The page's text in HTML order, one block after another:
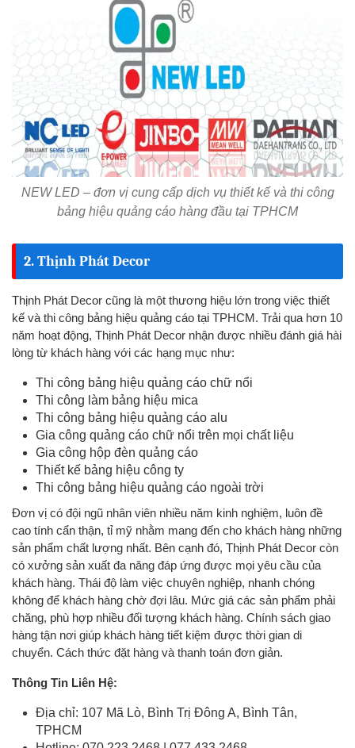
NEW LED – đơn vị cung cấp dịch vụ thiết kế và thi công
bảng hiệu quảng cáo hàng đầu tại TPHCM
2. Thịnh Phát Decor
Thịnh Phát Decor cũng là một thương hiệu lớn trong việc thiết
kế và thi công bảng hiệu quảng cáo tại TPHCM. Trải qua hơn 10
năm hoạt động, Thịnh Phát Decor nhận được nhiều đánh giá hài
lòng từ khách hàng với các hạng mục như:
Thi công bảng hiệu quảng cáo chữ nổi
Thi công làm bảng hiệu mica
Thi công bảng hiệu quảng cáo alu
Gia công quảng cáo chữ nổi trên mọi chất liệu
Gia công hộp đèn quảng cáo
Thiết kế bảng hiệu công ty
Thi công bảng hiệu quảng cáo ngoài trời
Đơn vị có đội ngũ nhân viên nhiều năm kinh nghiệm, luôn đề
cao tính cẩn thận, tỉ mỹ nhằm mang đến cho khách hàng những
sản phẩm chất lượng nhất. Bên cạnh đó, Thịnh Phát Decor còn
có xưởng sản xuất đa năng đáp ứng được mọi yêu cầu của
khách hàng. Thái độ làm việc chuyên nghiệp, nhanh chóng
không để khách hàng chờ đợi lâu. Mức giá các sản phẩm phải
chăng, phù hợp nhiều đối tượng khách hàng. Chính sách giao
hàng tận nơi giúp khách hàng tiết kiệm được thời gian di
chuyển. Cách thức đặt hàng và thanh toán đơn giản.
Thông Tin Liên Hệ:
Địa chỉ: 107 Mã Lò, Bình Trị Đông A, Bình Tân,
TPHCM